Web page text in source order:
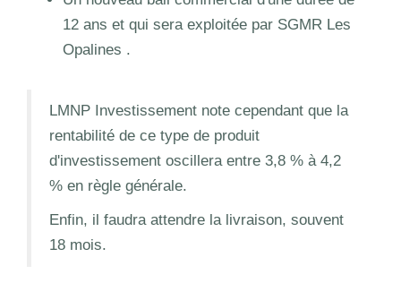
12 ans et qui sera exploitée par SGMR Les
Opalines .
LMNP Investissement note cependant que la
rentabilité de ce type de produit
d'investissement oscillera entre 3,8 % à 4,2
% en règle générale.
Enfin, il faudra attendre la livraison, souvent
18 mois.